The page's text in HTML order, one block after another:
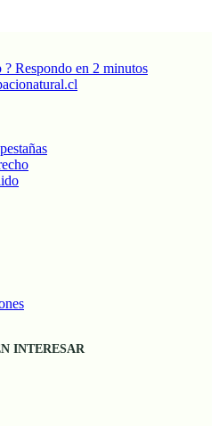
Respondo en 2 minutos
INTERESAR